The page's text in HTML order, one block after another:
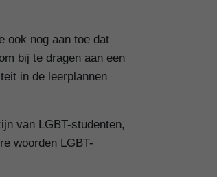
ook nog aan toe dat
bij te dragen aan een
in de leerplannen
van LGBT-studenten,
woorden LGBT-